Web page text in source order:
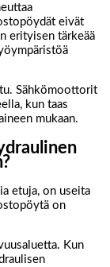
eivät
erityisen tärkeää
Sähkömoottorit
kun taas
mukaan.
etuja, on useita
on
Kun